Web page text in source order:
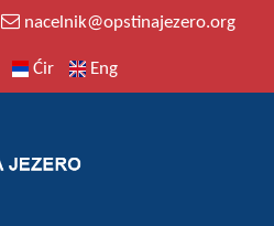
nacelnik@opstinajezero.org
Ćir Eng